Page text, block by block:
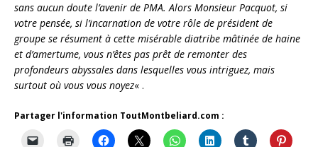
sans aucun doute l’avenir de PMA. Alors Monsieur Pacquot, si
votre pensée, si l’incarnation de votre rôle de président de
groupe se résument à cette misérable diatribe mâtinée de haine
et d’amertume, vous n’êtes pas prêt de remonter des
profondeurs abyssales dans lesquelles vous intriguez, mais
surtout où vous vous noyez« .
Partager l'information ToutMontbeliard.com :